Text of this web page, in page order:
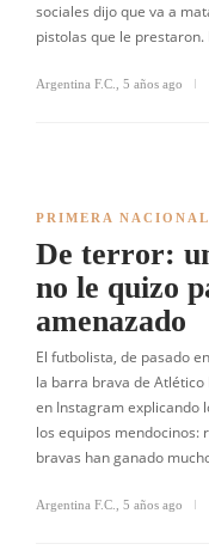
sociales dijo que va a
pistolas que le
Argentina F.C. 5 años ago
PRIMERA NACIONAL
De terror:
no le quizo
amenazado
El futbolista, de pasado
la barra brava de
en Instagram explicando
los equipos mendocinos:
bravas han ganado
Argentina F.C. 5 años ago